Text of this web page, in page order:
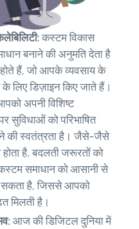
कस्टम विकास
बनाने की अनुमति देता है
हैं, जो आपके व्यवसाय के
डिज़ाइन किए जाते हैं।
अपनी विशिष्ट
को परिभाषित
की स्वतंत्रता है। जैसे-जैसे
है, बदलती जरूरतों को
समाधान को आसानी से
सकता है, जिससे आपको
मिलती है।
आज की डिजिटल दुनिया में